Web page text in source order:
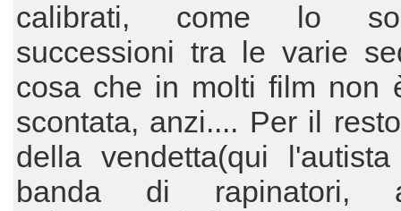
calibrati, come lo
successioni tra le varie
cosa che in molti film non
scontata, anzi.... Per il
della vendetta(qui
banda di rapinatori,